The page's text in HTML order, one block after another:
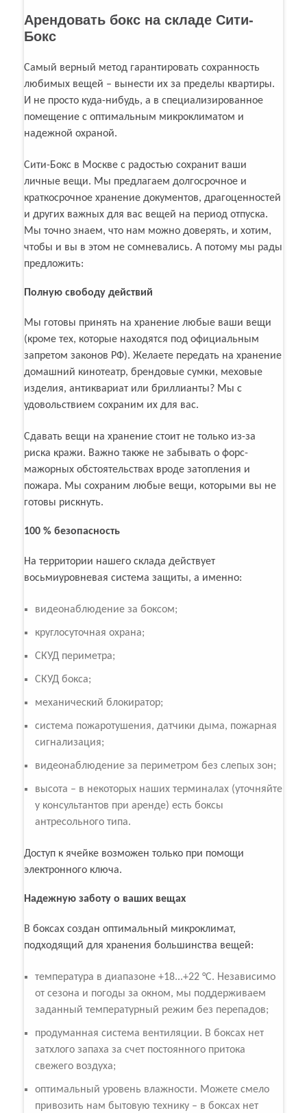
Арендовать бокс на складе Сити-
Бокс
Самый верный метод гарантировать сохранность
любимых вещей – вынести их за пределы квартиры.
И не просто куда-нибудь, а в специализированное
помещение с оптимальным микроклиматом и
надежной охраной.
Сити-Бокс в Москве с радостью сохранит ваши
личные вещи. Мы предлагаем долгосрочное и
краткосрочное хранение документов, драгоценностей
и других важных для вас вещей на период отпуска.
Мы точно знаем, что нам можно доверять, и хотим,
чтобы и вы в этом не сомневались. А потому мы рады
предложить:
Полную свободу действий
Мы готовы принять на хранение любые ваши вещи
(кроме тех, которые находятся под официальным
запретом законов РФ). Желаете передать на хранение
домашний кинотеатр, брендовые сумки, меховые
изделия, антиквариат или бриллианты? Мы с
удовольствием сохраним их для вас.
Сдавать вещи на хранение стоит не только из-за
риска кражи. Важно также не забывать о форс-
мажорных обстоятельствах вроде затопления и
пожара. Мы сохраним любые вещи, которыми вы не
готовы рискнуть.
100 % безопасность
На территории нашего склада действует
восьмиуровневая система защиты, а именно:
видеонаблюдение за боксом;
круглосуточная охрана;
СКУД периметра;
СКУД бокса;
механический блокиратор;
система пожаротушения, датчики дыма, пожарная
сигнализация;
видеонаблюдение за периметром без слепых зон;
высота – в некоторых наших терминалах (уточняйте
у консультантов при аренде) есть боксы
антресольного типа.
Доступ к ячейке возможен только при помощи
электронного ключа.
Надежную заботу о ваших вещах
В боксах создан оптимальный микроклимат,
подходящий для хранения большинства вещей:
температура в диапазоне +18...+22 °С. Независимо
от сезона и погоды за окном, мы поддерживаем
заданный температурный режим без перепадов;
продуманная система вентиляции. В боксах нет
затхлого запаха за счет постоянного притока
свежего воздуха;
оптимальный уровень влажности. Можете смело
привозить нам бытовую технику – в боксах нет